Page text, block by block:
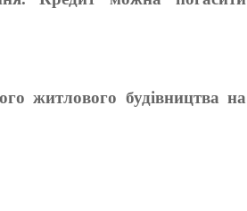
житлового будівництва на